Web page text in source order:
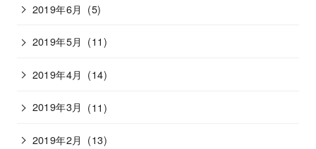
2019年6月 (5)
2019年5月 (11)
2019年4月 (14)
2019年3月 (11)
2019年2月 (13)